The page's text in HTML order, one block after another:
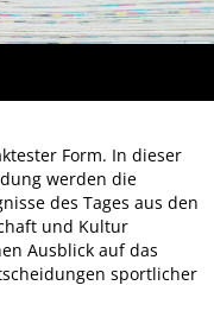
Form. In dieser
werden die
des Tages aus den
und Kultur
Ausblick auf das
sportlicher